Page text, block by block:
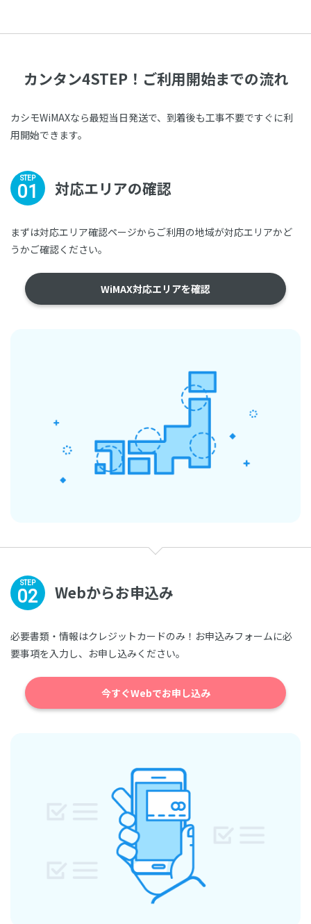
カンタン4STEP！ ご利用開始までの流れ
カシモWiMAXなら最短当日発送で、到着後も工事不要ですぐに利
用開始できます。
STEP
01 対応エリアの確認
まずは対応エリア確認ページからご利用の地域が対応エリアかど
うかご確認ください。
WiMAX対応エリアを確認
STEP
02 Webからお申込み
必要書類・情報はクレジットカードのみ！お申込みフォームに必
要事項を入力し、お申し込みください。
今すぐWebでお申し込み